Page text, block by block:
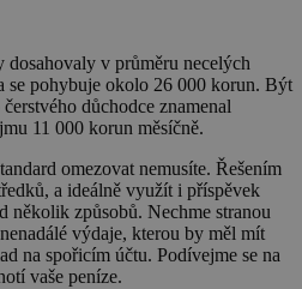
v průměru necelých
se pohybuje okolo 26 000 korun. Být
důchodce znamenal
11 000 korun měsíčně.
omezovat nemusíte. Řešením
a ideálně využít i příspěvek
několik způsobů. Nechme stranou
výdaje, kterou by měl mít
na spořicím účtu. Podívejme se na
vaše peníze.